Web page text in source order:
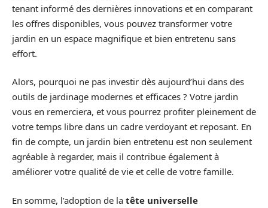
tenant informé des dernières innovations et en comparant
les offres disponibles, vous pouvez transformer votre
jardin en un espace magnifique et bien entretenu sans
effort.
Alors, pourquoi ne pas investir dès aujourd’hui dans des
outils de jardinage modernes et efficaces ? Votre jardin
vous en remerciera, et vous pourrez profiter pleinement de
votre temps libre dans un cadre verdoyant et reposant. En
fin de compte, un jardin bien entretenu est non seulement
agréable à regarder, mais il contribue également à
améliorer votre qualité de vie et celle de votre famille.
En somme, l’adoption de la tête universelle